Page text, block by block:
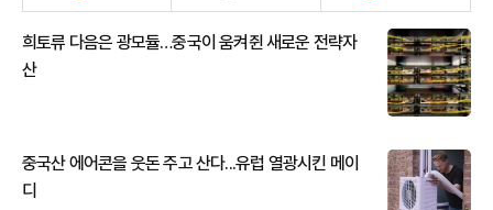
희토류 다음은 광모듈…중국이 움켜쥔 새로운 전략자
산
중국산 에어콘을 웃돈 주고 산다...유럽 열광시킨 메이
디